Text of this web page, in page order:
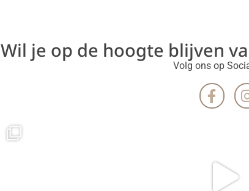
Wil je op de hoogte blijven
Volg ons op